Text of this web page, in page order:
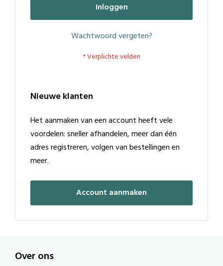
Inloggen
Wachtwoord vergeten?
Nieuwe klanten
Het aanmaken van een account heeft vele
voordelen: sneller afhandelen, meer dan één
adres registreren, volgen van bestellingen en
meer.
Account aanmaken
Over ons